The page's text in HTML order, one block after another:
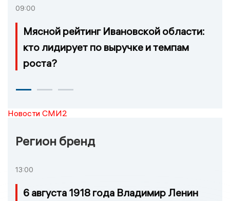
09:00
Мясной рейтинг Ивановской области:
кто лидирует по выручке и темпам
роста?
Новости СМИ2
Регион бренд
13:00
6 августа 1918 года Владимир Ленин